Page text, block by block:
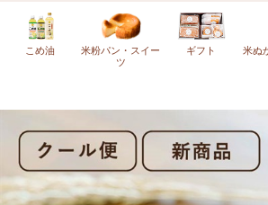
こめ油
米粉パン・スイー
ツ
ギフト 米ぬ